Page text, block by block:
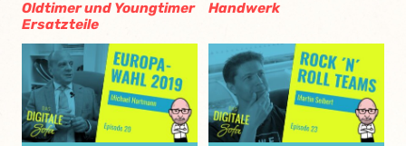
Oldtimer und Youngtimer
Ersatzteile
Handwerk